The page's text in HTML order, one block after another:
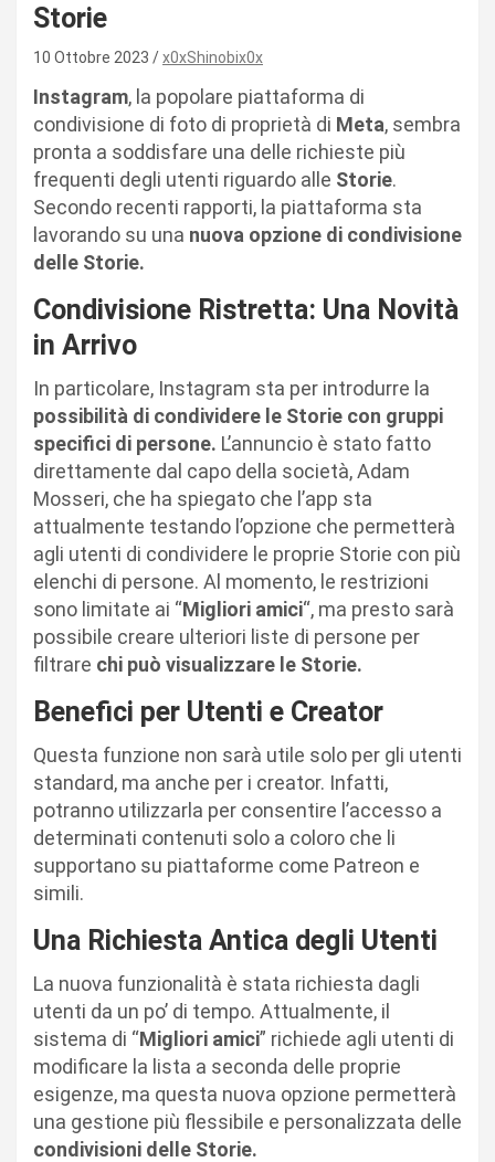
Storie
10 Ottobre 2023 x0xShinobix0x
Instagram, la popolare piattaforma di
condivisione di foto di proprietà di Meta, sembra
pronta a soddisfare una delle richieste più
frequenti degli utenti riguardo alle Storie.
Secondo recenti rapporti, la piattaforma sta
lavorando su una nuova opzione di condivisione
delle Storie.
Condivisione Ristretta: Una Novità
in Arrivo
In particolare, Instagram sta per introdurre la
possibilità di condividere le Storie con gruppi
specifici di persone. L’annuncio è stato fatto
direttamente dal capo della società, Adam
Mosseri, che ha spiegato che l’app sta
attualmente testando l’opzione che permetterà
agli utenti di condividere le proprie Storie con più
elenchi di persone. Al momento, le restrizioni
sono limitate ai “Migliori amici“, ma presto sarà
possibile creare ulteriori liste di persone per
filtrare chi può visualizzare le Storie.
Benefici per Utenti e Creator
Questa funzione non sarà utile solo per gli utenti
standard, ma anche per i creator. Infatti,
potranno utilizzarla per consentire l’accesso a
determinati contenuti solo a coloro che li
supportano su piattaforme come Patreon e
simili.
Una Richiesta Antica degli Utenti
La nuova funzionalità è stata richiesta dagli
utenti da un po’ di tempo. Attualmente, il
sistema di “Migliori amici” richiede agli utenti di
modificare la lista a seconda delle proprie
esigenze, ma questa nuova opzione permetterà
una gestione più flessibile e personalizzata delle
condivisioni delle Storie.